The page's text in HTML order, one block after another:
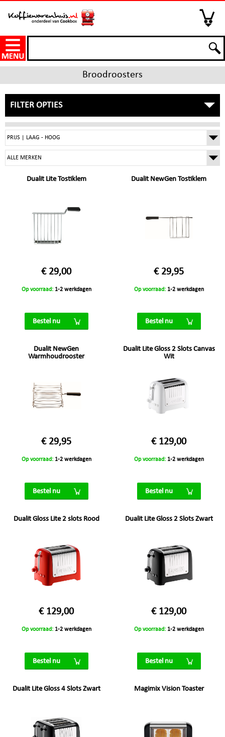
Broodroosters
FILTER OPTIES
Dualit Lite Tostiklem
€ 29,00
Op voorraad: 1-2 werkdagen
Bestel nu
Dualit NewGen Tostiklem
€ 29,95
Op voorraad: 1-2 werkdagen
Bestel nu
Dualit NewGen
Warmhoudrooster
€ 29,95
Op voorraad: 1-2 werkdagen
Bestel nu
Dualit Lite Gloss 2 Slots Canvas
Wit
€ 129,00
Op voorraad: 1-2 werkdagen
Bestel nu
Dualit Gloss Lite 2 slots Rood
€ 129,00
Op voorraad: 1-2 werkdagen
Bestel nu
Dualit Lite Gloss 2 Slots Zwart
€ 129,00
Op voorraad: 1-2 werkdagen
Bestel nu
Dualit Lite Gloss 4 Slots Zwart Magimix Vision Toaster